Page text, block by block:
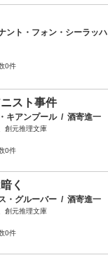
ント・フォン・シーラッハ
0件
スト事件
キアンプール / 酒寄進一
創元推理文庫
0件
く
・グルーバー / 酒寄進一
創元推理文庫
0件